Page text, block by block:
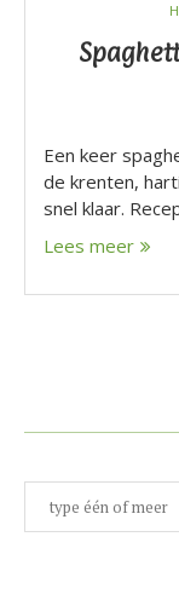
Een keer
de krenten,
snel klaar.
Lees meer